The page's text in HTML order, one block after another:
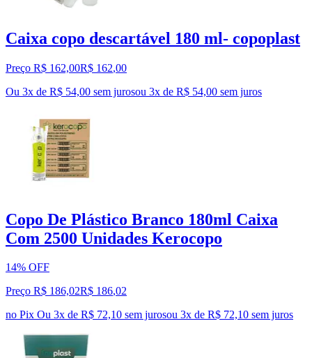
Caixa copo descartável 180 ml- copoplast
Preço R$ 162,00R$ 162,00
Ou 3x de R$ 54,00 sem jurosou 3x de R$ 54,00 sem juros
Copo De Plástico Branco 180ml Caixa
Com 2500 Unidades Kerocopo
14% OFF
Preço R$ 186,02R$ 186,02
no Pix Ou 3x de R$ 72,10 sem jurosou 3x de R$ 72,10 sem juros